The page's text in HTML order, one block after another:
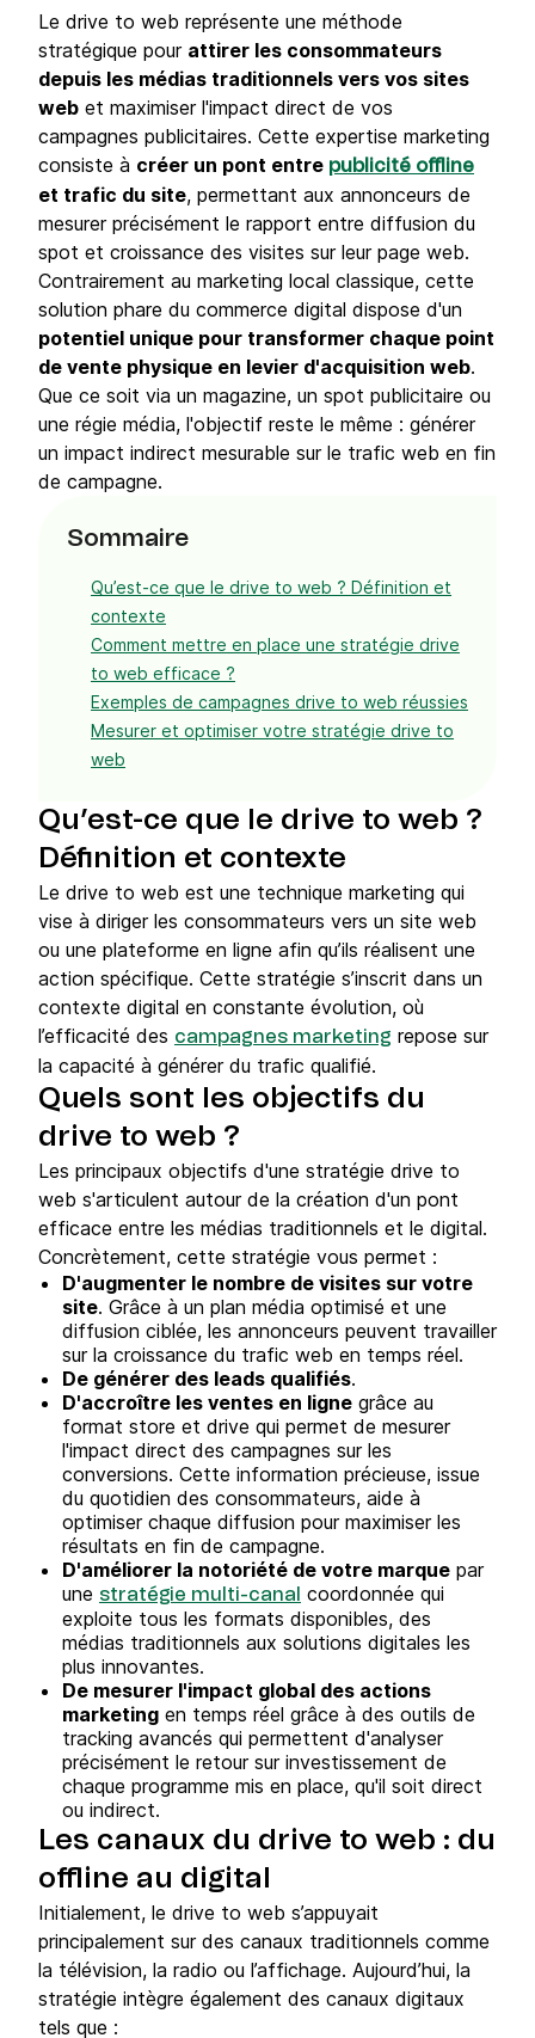
Le drive to web représente une méthode
stratégique pour attirer les consommateurs
depuis les médias traditionnels vers vos sites
web et maximiser l'impact direct de vos
campagnes publicitaires. Cette expertise marketing
consiste à créer un pont entre publicité offline
et trafic du site, permettant aux annonceurs de
mesurer précisément le rapport entre diffusion du
spot et croissance des visites sur leur page web.
Contrairement au marketing local classique, cette
solution phare du commerce digital dispose d'un
potentiel unique pour transformer chaque point
de vente physique en levier d'acquisition web.
Que ce soit via un magazine, un spot publicitaire ou
une régie média, l'objectif reste le même : générer
un impact indirect mesurable sur le trafic web en fin
de campagne.
Sommaire
Qu’est-ce que le drive to web ? Définition et
contexte
Comment mettre en place une stratégie drive
to web efficace ?
Exemples de campagnes drive to web réussies
Mesurer et optimiser votre stratégie drive to
web
Qu’est-ce que le drive to web ?
Définition et contexte
Le drive to web est une technique marketing qui
vise à diriger les consommateurs vers un site web
ou une plateforme en ligne afin qu’ils réalisent une
action spécifique. Cette stratégie s’inscrit dans un
contexte digital en constante évolution, où
l’efficacité des campagnes marketing repose sur
la capacité à générer du trafic qualifié.
Quels sont les objectifs du
drive to web ?
Les principaux objectifs d'une stratégie drive to
web s'articulent autour de la création d'un pont
efficace entre les médias traditionnels et le digital.
Concrètement, cette stratégie vous permet :
D'augmenter le nombre de visites sur votre
site. Grâce à un plan média optimisé et une
diffusion ciblée, les annonceurs peuvent travailler
sur la croissance du trafic web en temps réel.
De générer des leads qualifiés.
D'accroître les ventes en ligne grâce au
format store et drive qui permet de mesurer
l'impact direct des campagnes sur les
conversions. Cette information précieuse, issue
du quotidien des consommateurs, aide à
optimiser chaque diffusion pour maximiser les
résultats en fin de campagne.
D'améliorer la notoriété de votre marque par
une stratégie multi-canal
coordonnée qui
exploite tous les formats disponibles, des
médias traditionnels aux solutions digitales les
plus innovantes.
De mesurer l'impact global des actions
marketing en temps réel grâce à des outils de
tracking avancés qui permettent d'analyser
précisément le retour sur investissement de
chaque programme mis en place, qu'il soit direct
ou indirect.
Les canaux du drive to web : du
offline au digital
Initialement, le drive to web s’appuyait
principalement sur des canaux traditionnels comme
la télévision, la radio ou l’affichage. Aujourd’hui, la
stratégie intègre également des canaux digitaux
tels que :